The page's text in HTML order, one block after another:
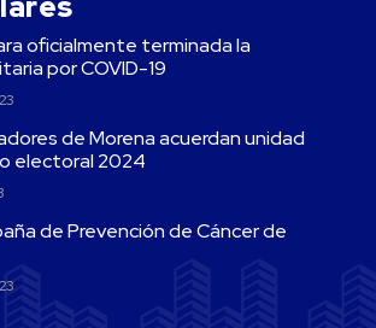
oficialmente terminada la
por COVID-19
de Morena acuerdan unidad
electoral 2024
de Prevención de Cáncer de